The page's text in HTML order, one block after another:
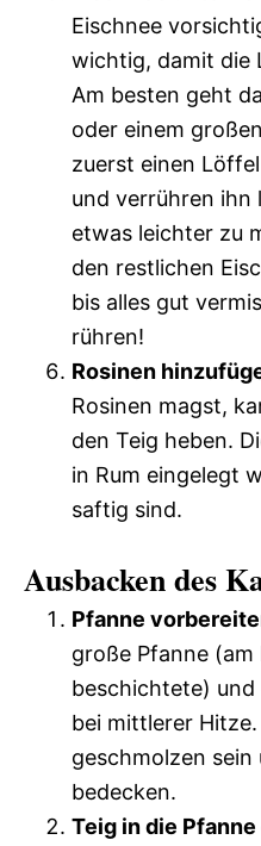
Eischnee
wichtig, damit die
Am besten geht
oder einem
zuerst einen
und verrühren ihn
etwas leichter zu
den restlichen
bis alles gut
rühren!
Rosinen
Rosinen magst,
den Teig heben.
in Rum eingelegt
saftig sind.
Ausbacken des
Pfanne
große Pfanne (am
beschichtete)
bei mittlerer
geschmolzen
bedecken.
Teig in die Pfanne